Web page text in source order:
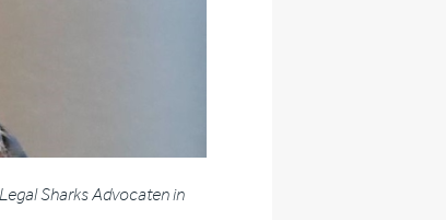
Sharks Advocaten in